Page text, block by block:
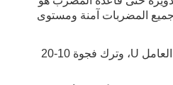
المضربات آمنة ومستوى
2إدخال العارضة الخشبية في العامل U، وترك فجوة 10-20